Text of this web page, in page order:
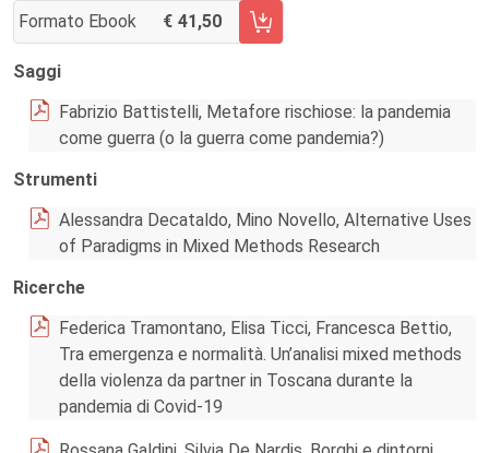
Formato Ebook 41,50
AGGIUNGI AL CARRELLO FASCICOLO 134/2024
Saggi
Fabrizio Battistelli, Metafore rischiose: la pandemia
come guerra (o la guerra come pandemia?)
Strumenti
Alessandra Decataldo, Mino Novello, Alternative Uses
of Paradigms in Mixed Methods Research
Ricerche
Federica Tramontano, Elisa Ticci, Francesca Bettio,
Tra emergenza e normalità. Un’analisi mixed methods
della violenza da partner in Toscana durante la
pandemia di Covid-19